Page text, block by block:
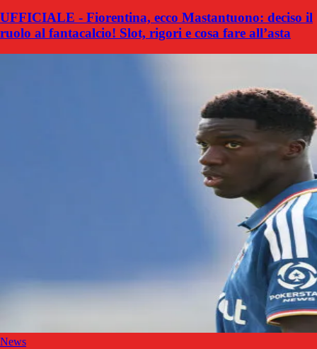
UFFICIALE - Fiorentina, ecco Mastantuono: deciso il
ruolo al fantacalcio! Slot, rigori e cosa fare all’asta
News